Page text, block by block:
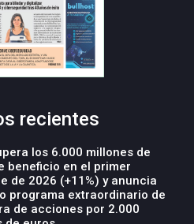
recientes
los 6.000 millones de
beneficio en el primer
de 2026 (+11%) y anuncia
programa extraordinario de
de acciones por 2.000